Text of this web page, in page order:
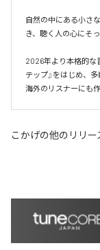
自然の中にある小さ
き、聴く人の心にそ
2026年より本格的な
テップ』をはじめ、
海外のリスナーにも
こかげの他のリリー